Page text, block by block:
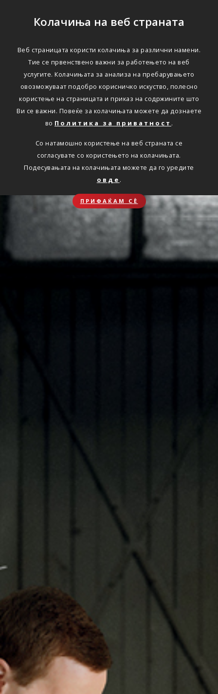
Колачиња на веб страната
Веб страницата користи колачиња за различни намени.
Тие се првенствено важни за работењето на веб
услугите. Колачињата за анализа на пребарувањето
овозможуваат подобро корисничко искуство, полесно
користење на страницата и приказ на содржините што
Ви се важни. Повеќе за колачињата можете да дознаете
во Политика за приватност .
Со натамошно користење на веб страната се
согласувате со користењето на колачињата.
Подесувањата на колачињата можете да го уредите
овде .
ПРИФАЌАМ СЀ